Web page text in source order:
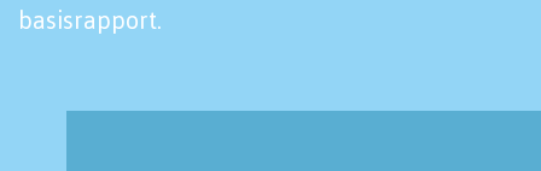
basisrapport.